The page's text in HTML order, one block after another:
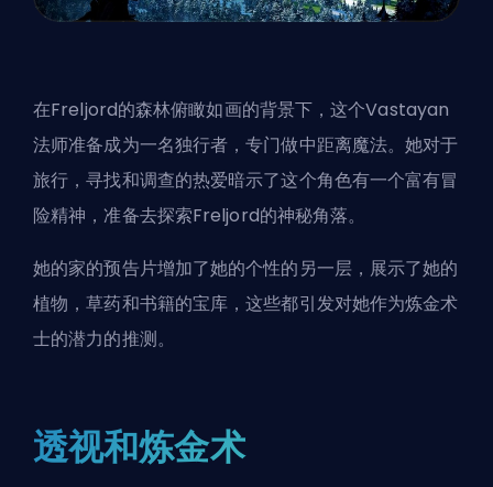
在Freljord的森林俯瞰如画的背景下，这个Vastayan
法师准备成为一名独行者，专门做中距离魔法。她对于
旅行，寻找和调查的热爱暗示了这个角色有一个富有冒
险精神，准备去探索Freljord的神秘角落。
她的家的预告片增加了她的个性的另一层，展示了她的
植物，草药和书籍的宝库，这些都引发对她作为炼金术
士的潜力的推测。
透视和炼金术